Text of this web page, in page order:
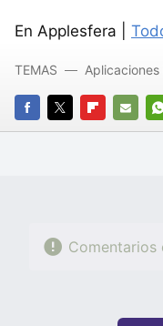
En Applesfera |
FACEBOOK
TWITTERFLIPBOARD
E-
TEMAS Aplicaciones
Comentarios